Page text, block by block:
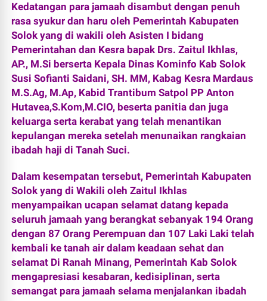
Kedatangan para jamaah disambut dengan penuh
rasa syukur dan haru oleh Pemerintah Kabupaten
Solok yang di wakili oleh Asisten I bidang
Pemerintahan dan Kesra bapak Drs. Zaitul Ikhlas,
AP., M.Si berserta Kepala Dinas Kominfo Kab Solok
Susi Sofianti Saidani, SH. MM, Kabag Kesra Mardaus
M.S.Ag, M.Ap, Kabid Trantibum Satpol PP Anton
Hutavea,S.Kom,M.CIO, beserta panitia dan juga
keluarga serta kerabat yang telah menantikan
kepulangan mereka setelah menunaikan rangkaian
ibadah haji di Tanah Suci.
Dalam kesempatan tersebut, Pemerintah Kabupaten
Solok yang di Wakili oleh Zaitul Ikhlas
menyampaikan ucapan selamat datang kepada
seluruh jamaah yang berangkat sebanyak 194 Orang
dengan 87 Orang Perempuan dan 107 Laki Laki telah
kembali ke tanah air dalam keadaan sehat dan
selamat Di Ranah Minang, Pemerintah Kab Solok
mengapresiasi kesabaran, kedisiplinan, serta
semangat para jamaah selama menjalankan ibadah